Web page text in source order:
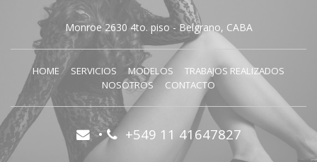
Monroe 2630 4to. piso - Belgrano, CABA
HOME SERVICIOS MODELOS
TRABAJOS REALIZADOS
NOSOTROS
CONTACTO
• +549 11 41647827